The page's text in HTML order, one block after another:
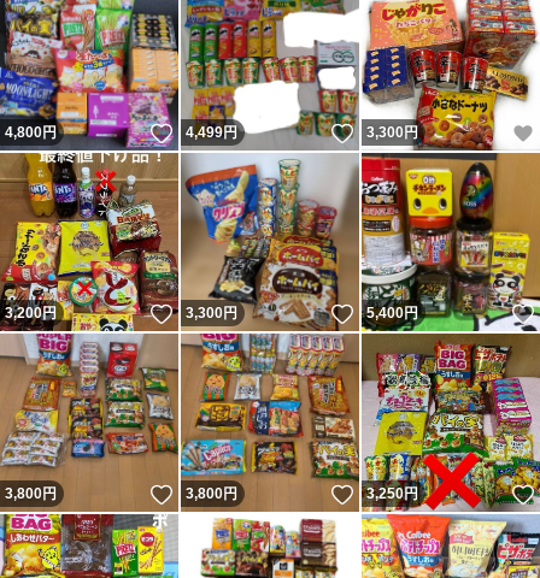
4,800円 いいね！
4,499円 いいね！
3,300 円
3,200円 いいね！
3,300円 いいね！
5,400円
3,800円 いいね！
3,800円 いいね！
3,250円